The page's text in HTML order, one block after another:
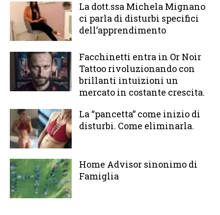
La dott.ssa Michela Mignano
ci parla di disturbi specifici
dell’apprendimento
Facchinetti entra in Or Noir
Tattoo rivoluzionando con
brillanti intuizioni un
mercato in costante crescita.
La “pancetta” come inizio di
disturbi. Come eliminarla.
Home Advisor sinonimo di
Famiglia